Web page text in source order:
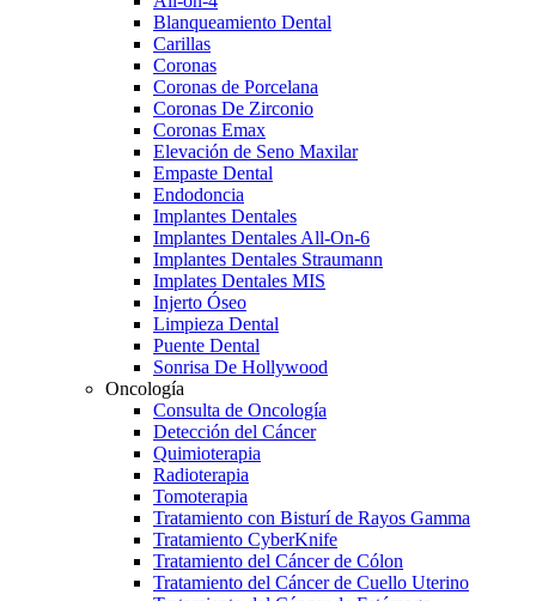
Blanqueamiento Dental
Carillas
Coronas
Coronas de Porcelana
Coronas De Zirconio
Coronas Emax
Elevación de Seno Maxilar
Empaste Dental
Endodoncia
Implantes Dentales
Implantes Dentales All-On-6
Implantes Dentales Straumann
Implates Dentales MIS
Injerto Óseo
Limpieza Dental
Puente Dental
Sonrisa De Hollywood
Oncología
Consulta de Oncología
Detección del Cáncer
Quimioterapia
Radioterapia
Tomoterapia
Tratamiento con Bisturí de Rayos Gamma
Tratamiento CyberKnife
Tratamiento del Cáncer de Cólon
Tratamiento del Cáncer de Cuello Uterino